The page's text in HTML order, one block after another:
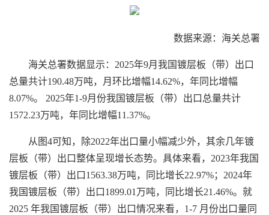
数据来源：海关总署
海关总署数据显示：2025年9月我国镀层板（带）出口
总量共计190.48万吨，月环比增幅14.62%，年同比增幅
8.07%。 2025年1-9月份我国镀层板（带）出口总量共计
1572.23万吨，年同比增幅11.37%。
从图4可知，除2022年出口量小幅减少外，其余几年镀
层板（带）出口整体呈现增长态势。具体来看，2023年我国
镀层板（带）出口1563.38万吨，同比增长22.97%；2024年
我国镀层板（带）出口1899.01万吨，同比增长21.46%。就
2025 年我国镀层板（带）出口情况来看，1-7 月份出口量同